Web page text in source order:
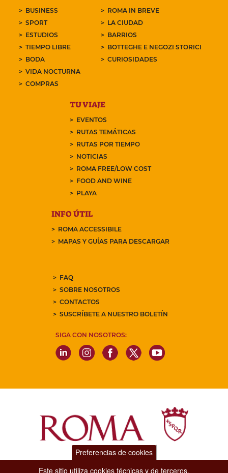
BUSINESS
SPORT
ESTUDIOS
TIEMPO LIBRE
BODA
VIDA NOCTURNA
COMPRAS
ROMA IN BREVE
LA CIUDAD
BARRIOS
BOTTEGHE E NEGOZI STORICI
CURIOSIDADES
TU VIAJE
EVENTOS
RUTAS TEMÁTICAS
RUTAS POR TIEMPO
NOTICIAS
ROMA FREE/LOW COST
FOOD AND WINE
PLAYA
INFO ÚTIL
ROMA ACCESSIBILE
MAPAS Y GUÍAS PARA DESCARGAR
FAQ
SOBRE NOSOTROS
CONTACTOS
SUSCRÍBETE A NUESTRO BOLETÍN
SIGA CON NOSOTROS:
Dipartimento Grandi Eventi, Sport, Turismo e Moda.
Preferencias de cookies
Este sitio utiliza cookies técnicas y de terceros.